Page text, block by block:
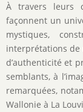
À travers leurs
façonnent un
mystiques,
interprétations de
d’authenticité et
semblants, à
remarquées,
Wallonie à La